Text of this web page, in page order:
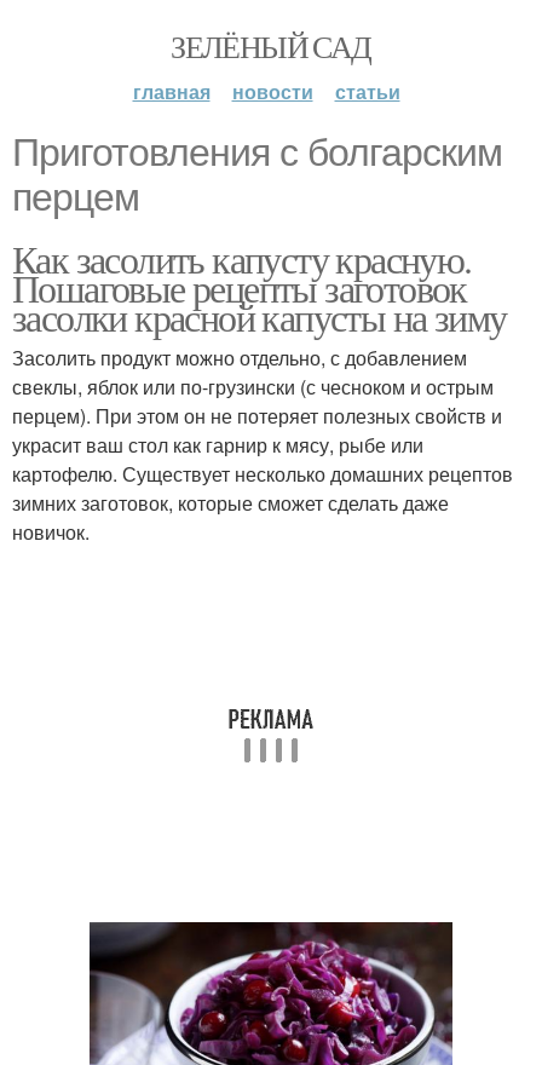
ЗЕЛЁНЫЙ САД
главная новости статьи
Приготовления с болгарским
перцем
Как засолить капусту красную.
Пошаговые рецепты заготовок
засолки красной капусты на зиму
Засолить продукт можно отдельно, с добавлением
свеклы, яблок или по-грузински (с чесноком и острым
перцем). При этом он не потеряет полезных свойств и
украсит ваш стол как гарнир к мясу, рыбе или
картофелю. Существует несколько домашних рецептов
зимних заготовок, которые сможет сделать даже
новичок.